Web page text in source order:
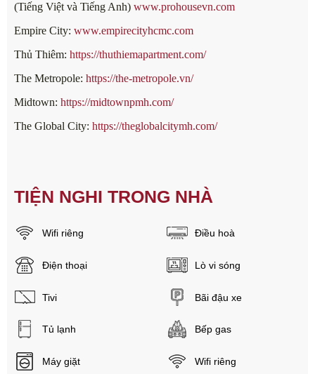
(Tiếng Việt và Tiếng Anh) www.prohousevn.com
Empire City: www.empirecityhcmc.com
Thủ Thiêm: https://thuthiemapartment.com/
The Metropole: https://the-metropole.vn/
Midtown: https://midtownpmh.com/
The Global City: https://theglobalcitymh.com/
TIỆN NGHI TRONG NHÀ
Wifi riêng Điều hoà
Điện thoại Lò vi sóng
Tivi Bãi đậu xe
Tủ lạnh Bếp gas
Máy giặt Wifi riêng